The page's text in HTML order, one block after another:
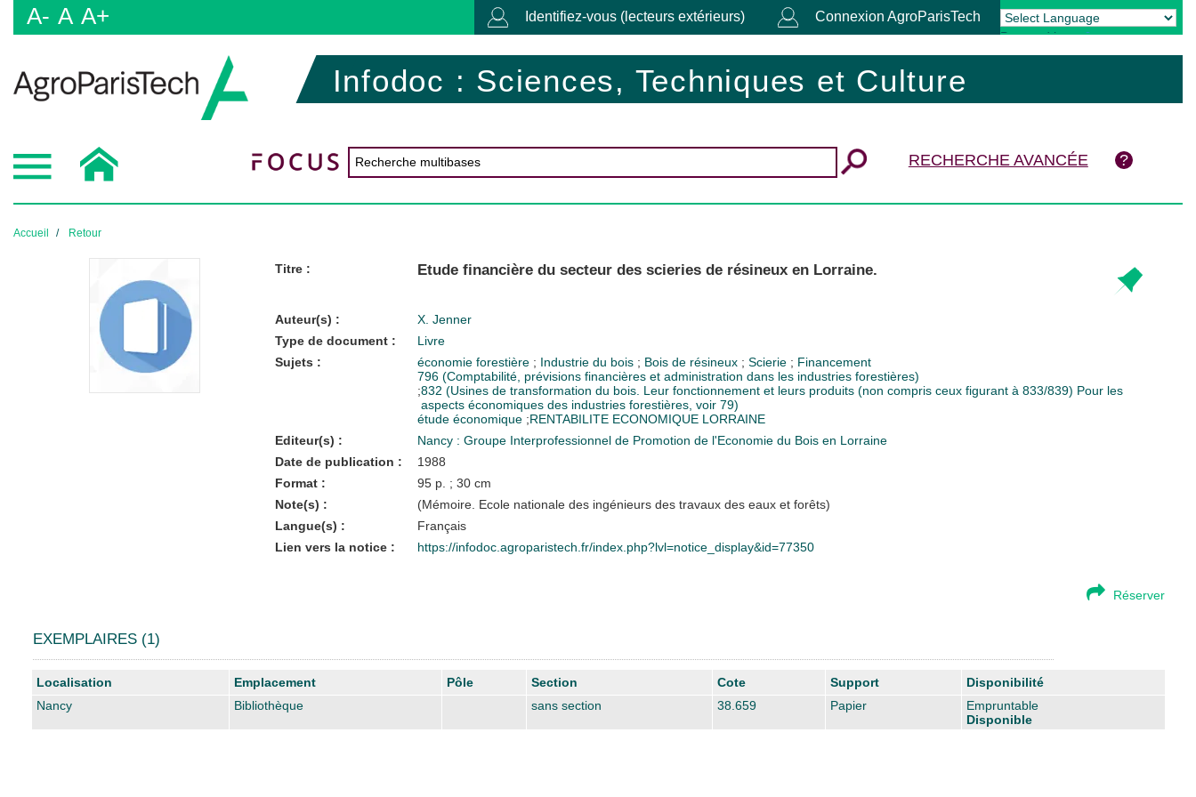
A- A A+ Identifiez-vous (lecteurs extérieurs) Connexion AgroParisTech
Powered by Translate
Infodoc : Sciences, Techniques et Culture
RECHERCHE AVANCÉE
Accueil Retour
Titre : Etude financière du secteur des scieries de résineux en Lorraine.
Auteur(s) :
X. Jenner
Type de document :
Livre
Sujets :
économie forestière ; Industrie du bois ; Bois de résineux ; Scierie ; Financement
796 (Comptabilité, prévisions financières et administration dans les industries forestières)
;832 (Usines de transformation du bois. Leur fonctionnement et leurs produits (non compris ceux figurant à 833/839) Pour les
aspects économiques des industries forestières, voir 79)
étude économique ;RENTABILITE ECONOMIQUE LORRAINE
Editeur(s) :
Nancy : Groupe Interprofessionnel de Promotion de l'Economie du Bois en Lorraine
Date de publication :
1988
Format :
95 p. ; 30 cm
Note(s) :
(Mémoire. Ecole nationale des ingénieurs des travaux des eaux et forêts)
Langue(s) :
Français
Lien vers la notice :
https://infodoc.agroparistech.fr/index.php?lvl=notice_display&id=77350
Réserver
EXEMPLAIRES (1)
Liste des exemplaires
Localisation Emplacement Pôle Section Cote Support
Disponibilité
Nancy
Bibliothèque sans section 38.659 Papier
Empruntable
Disponible